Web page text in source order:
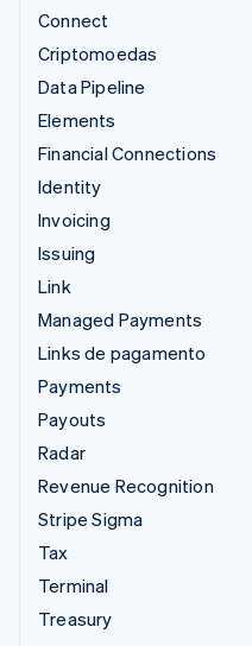
Connect
Criptomoedas
Data Pipeline
Elements
Financial Connections
Identity
Invoicing
Issuing
Link
Managed Payments
Links de pagamento
Payments
Payouts
Radar
Revenue Recognition
Stripe Sigma
Tax
Terminal
Treasury